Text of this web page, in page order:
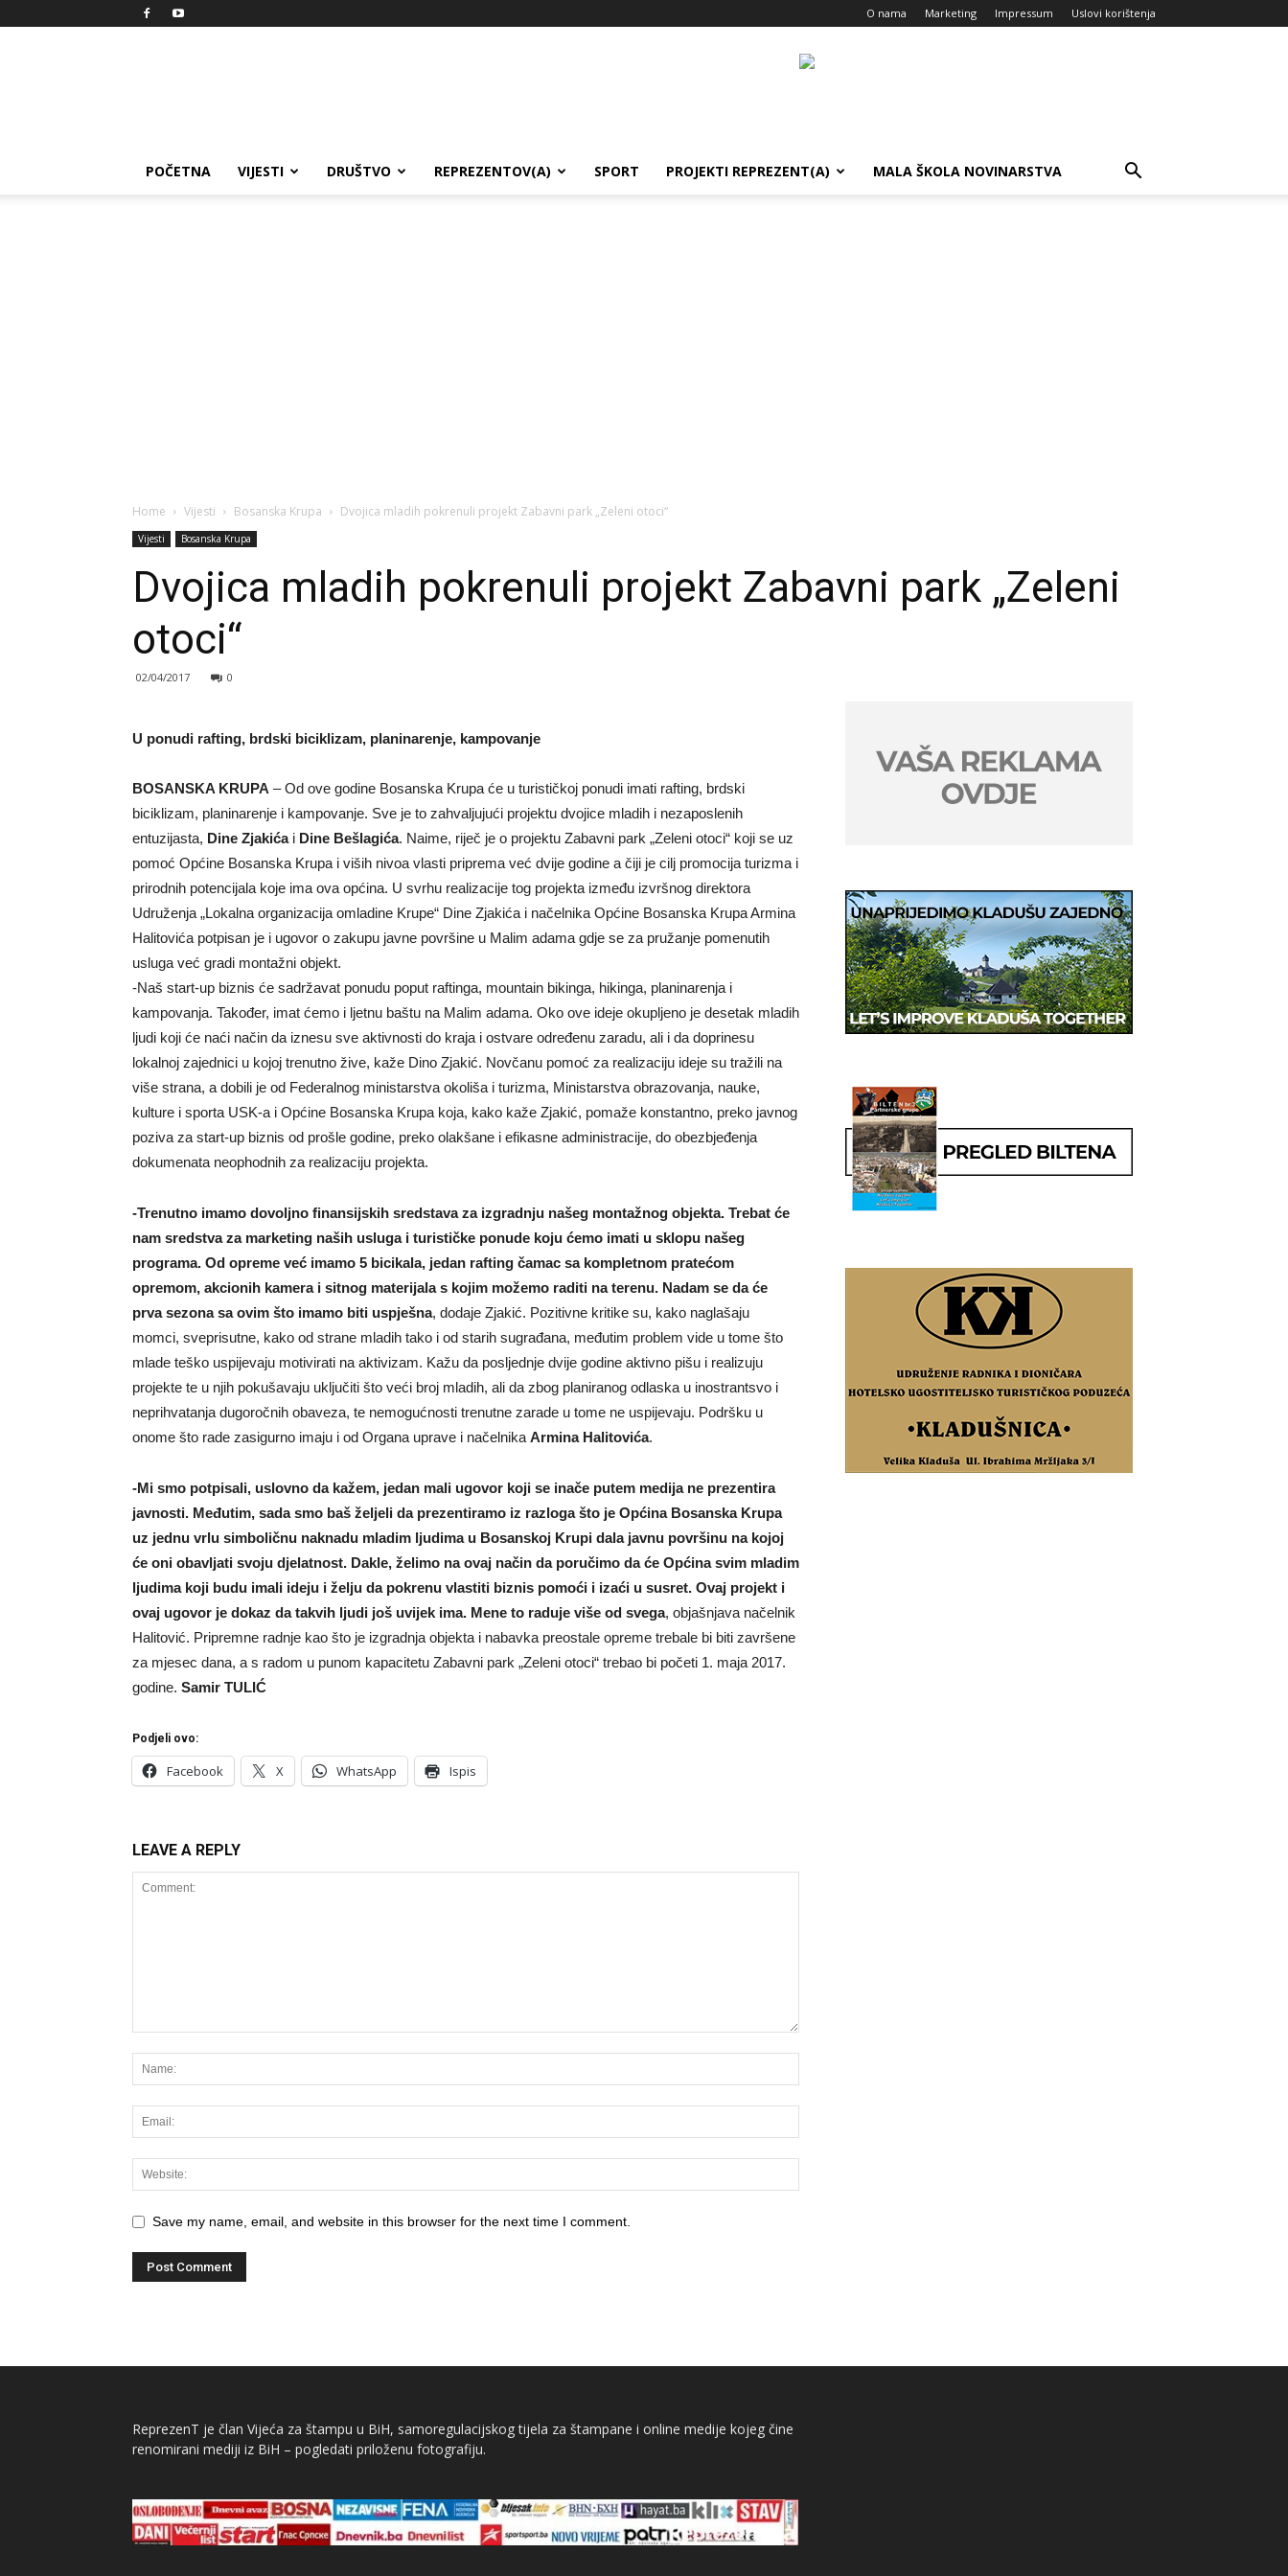
O nama Marketing Impressum Uslovi korištenja
POČETNA VIJESTI DRUŠTVO REPREZENTOV(A) SPORT PROJEKTI REPREZENT(A) MALA ŠKOLA NOVINARSTVA
Home Vijesti Bosanska Krupa Dvojica mladih pokrenuli projekt Zabavni park „Zeleni otoci“
Vijesti Bosanska Krupa
Dvojica mladih pokrenuli projekt Zabavni park „Zeleni
otoci“
02/04/2017 0
U ponudi rafting, brdski biciklizam, planinarenje, kampovanje
BOSANSKA KRUPA – Od ove godine Bosanska Krupa će u turističkoj ponudi imati rafting, brdski
biciklizam, planinarenje i kampovanje. Sve je to zahvaljujući projektu dvojice mladih i nezaposlenih
entuzijasta, Dine Zjakićai Dine Bešlagića. Naime, riječ je o projektu Zabavni park „Zeleni otoci“ koji se uz
pomoć Općine Bosanska Krupa i viših nivoa vlasti priprema već dvije godine a čiji je cilj promocija turizma i
prirodnih potencijala koje ima ova općina. U svrhu realizacije tog projekta između izvršnog direktora
Udruženja „Lokalna organizacija omladine Krupe“ Dine Zjakića i načelnika Općine Bosanska Krupa Armina
Halitovića potpisan je i ugovor o zakupu javne površine u Malim adama gdje se za pružanje pomenutih
usluga već gradi montažni objekt.
-Naš start-up biznis će sadržavat ponudu poput raftinga, mountain bikinga, hikinga, planinarenja i
kampovanja. Također, imat ćemo i ljetnu baštu na Malim adama. Oko ove ideje okupljeno je desetak mladih
ljudi koji će naći način da iznesu sve aktivnosti do kraja i ostvare određenu zaradu, ali i da doprinesu
lokalnoj zajednici u kojoj trenutno žive, kaže Dino Zjakić. Novčanu pomoć za realizaciju ideje su tražili na
više strana, a dobili je od Federalnog ministarstva okoliša i turizma, Ministarstva obrazovanja, nauke,
kulture i sporta USK-a i Općine Bosanska Krupa koja, kako kaže Zjakić, pomaže konstantno, preko javnog
poziva za start-up biznis od prošle godine, preko olakšane i efikasne administracije, do obezbjeđenja
dokumenata neophodnih za realizaciju projekta.
-Trenutno imamo dovoljno finansijskih sredstava za izgradnju našeg montažnog objekta. Trebat će
nam sredstva za marketing naših usluga i turističke ponude koju ćemo imati u sklopu našeg
programa. Od opreme već imamo 5 bicikala, jedan rafting čamac sa kompletnom pratećom
opremom, akcionih kamera i sitnog materijala s kojim možemo raditi na terenu. Nadam se da će
prva sezona sa ovim što imamo biti uspješna, dodaje Zjakić. Pozitivne kritike su, kako naglašaju
momci, sveprisutne, kako od strane mladih tako i od starih sugrađana, međutim problem vide u tome što
mlade teško uspijevaju motivirati na aktivizam. Kažu da posljednje dvije godine aktivno pišu i realizuju
projekte te u njih pokušavaju uključiti što veći broj mladih, ali da zbog planiranog odlaska u inostrantsvo i
neprihvatanja dugoročnih obaveza, te nemogućnosti trenutne zarade u tome ne uspijevaju. Podršku u
onome što rade zasigurno imaju i od Organa uprave i načelnika Armina Halitovića.
-Mi smo potpisali, uslovno da kažem, jedan mali ugovor koji se inače putem medija ne prezentira
javnosti. Međutim, sada smo baš željeli da prezentiramo iz razloga što je Općina Bosanska Krupa
uz jednu vrlu simboličnu naknadu mladim ljudima u Bosanskoj Krupi dala javnu površinu na kojoj
će oni obavljati svoju djelatnost. Dakle, želimo na ovaj način da poručimo da će Općina svim mladim
ljudima koji budu imali ideju i želju da pokrenu vlastiti biznis pomoći i izaći u susret. Ovaj projekt i
ovaj ugovor je dokaz da takvih ljudi još uvijek ima. Mene to raduje više od svega, objašnjava načelnik
Halitović. Pripremne radnje kao što je izgradnja objekta i nabavka preostale opreme trebale bi biti završene
za mjesec dana, a s radom u punom kapacitetu Zabavni park „Zeleni otoci“ trebao bi početi 1. maja 2017.
godine. Samir TULIĆ
Podjeli ovo:
Facebook X WhatsApp Ispis
LEAVE A REPLY
Save my name, email, and website in this browser for the next time I comment.
ReprezenT je član Vijeća za štampu u BiH, samoregulacijskog tijela za štampane i online medije kojeg čine
renomirani mediji iz BiH – pogledati priloženu fotografiju.